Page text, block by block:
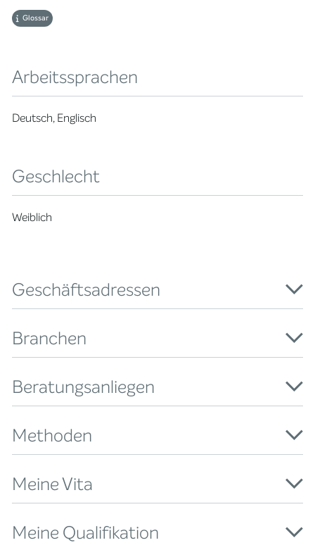
Glossar
Arbeitssprachen
Deutsch, Englisch
Geschlecht
Weiblich
Geschäftsadressen
Branchen
Beratungsanliegen
Methoden
Meine Vita
Meine Qualifikation